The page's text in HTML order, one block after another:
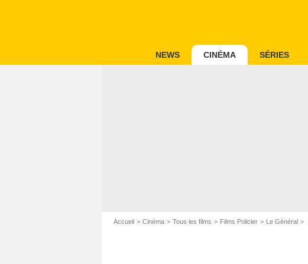
NEWS CINÉMA SÉRIES
Accueil Cinéma Tous les films Films Policier Le Général